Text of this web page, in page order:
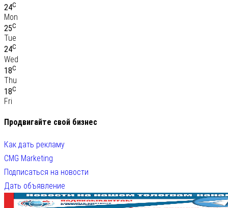
24C
Mon
25C
Tue
24C
Wed
18C
Thu
18C
Fri
Продвигайте свой бизнес
Как дать рекламу
CMG Marketing
Подписаться на новости
Дать объявление